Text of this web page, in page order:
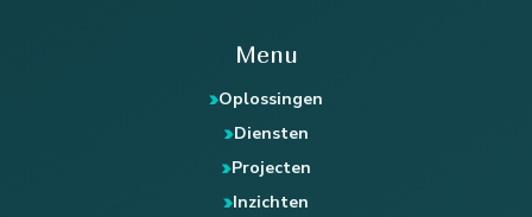
Menu
Oplossingen
Diensten
Projecten
Inzichten